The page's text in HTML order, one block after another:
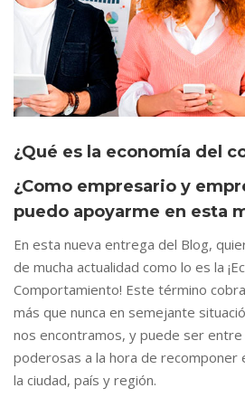
¿Qué es la economía del
¿Como empresario y
puedo apoyarme en esta
En esta nueva entrega del Blog,
de mucha actualidad como lo es la
Comportamiento! Este término
más que nunca en semejante
nos encontramos, y puede ser
poderosas a la hora de recomponer
la ciudad, país y región.